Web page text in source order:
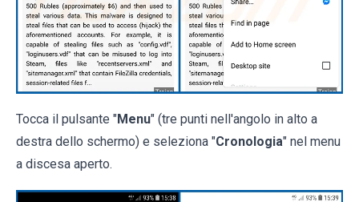
Tocca il pulsante "Menu" (tre punti nell'angolo in alto a
destra dello schermo) e seleziona "Cronologia" nel menu
a discesa aperto.